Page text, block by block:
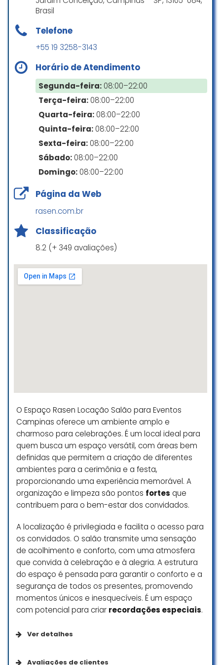
acaba tendo que se arrumar
apoio de acompanhantes.
É urgente uma grande melhoria
especial da noiva seja mais leve e
tranquilo.
Mariane Souza
Atendimento personalizado,
espaço muito bonito, qualidade do
Buffet espetacular. Procure o
Fernando.
sonho em realidade!
Equipe muito atenciosa,
decoração maravilhosa, ambiente
lindo e aconchegante, comida
gostosa ! Realizamos a festa de 15
anos da nossa filha e só
recebemos elogios dos
convidados
Tessa Passarella Madeira
Só gratidão Minha experiencia foi
aconteceu no dia 19/04/25
Sempre atenciosos desde a venda
da festa até o final da festa, O
salão maravilhoso a comida
maravilhosa atendimento
maravilhoso só tenho a agradecer
desde o início, impecável! A Cleusa
sempre muito atenciosa, além de
todo o cuidado e capricho com o
vestido, também cuidou
perfeitamente da decoração
tanto da cerimônia que foi no
Romano quanto a festa no
Clássico! Todas as pessoas
envolvidas, como a Néia no
Hipnose até o pessoal que serviu o
jantar, só agradeço pela
dedicação e empenho de todos!
Nosso casamento foi espetacular!
Nós amamos e os convidados só
elogiaram! Espaço, decoração,
comida!
Micaela Mendes
☆ 5/5
Brasil
Telefone
+55 19 3258-3143
Horário de Atendimento
Segunda-feira: 08:00–22:00
Terça-feira: 08:00–22:00
Quarta-feira: 08:00–22:00
Quinta-feira: 08:00–22:00
Sexta-feira: 08:00–22:00
Sábado: 08:00–22:00
Domingo: 08:00–22:00
Página da Web
rasen.com.br
Classificação
8.2 (+ 349 avaliações)
O Espaço Rasen Locação Salão para Eventos
Campinas oferece um ambiente amplo e
charmoso para celebrações. É um local ideal para
quem busca um espaço versátil, com áreas bem
definidas que permitem a criação de diferentes
ambientes para a cerimônia e a festa,
proporcionando uma experiência memorável. A
organização e limpeza são pontos fortes que
contribuem para o bem-estar dos convidados.
A localização é privilegiada e facilita o acesso para
os convidados. O salão transmite uma sensação
de acolhimento e conforto, com uma atmosfera
que convida à celebração e à alegria. A estrutura
do espaço é pensada para garantir o conforto e a
segurança de todos os presentes, promovendo
momentos únicos e inesquecíveis. É um espaço
com potencial para criar recordações especiais.
Ver detalhes
Avaliações de clientes